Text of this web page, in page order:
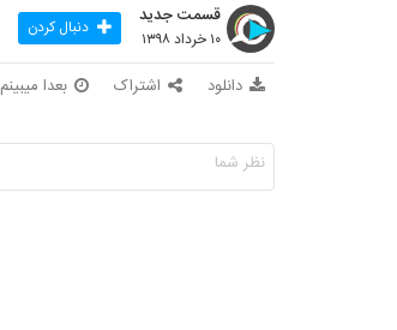
قسمت جدید
۱۰ خرداد ۱۳۹۸ دنبال کردن
دانلود اشتراک بعدا میبینم